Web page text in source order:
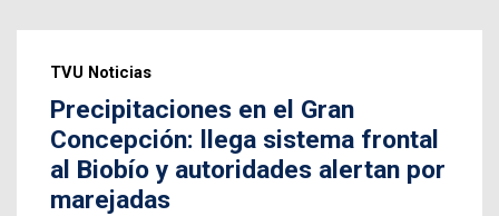
TVU Noticias
Precipitaciones en el Gran
Concepción: llega sistema frontal
al Biobío y autoridades alertan por
marejadas